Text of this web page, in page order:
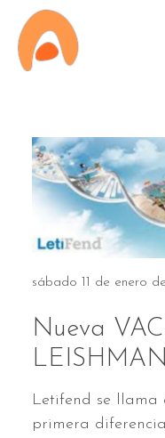
sábado 11 de enero
Nueva
Letifend se llama
primera